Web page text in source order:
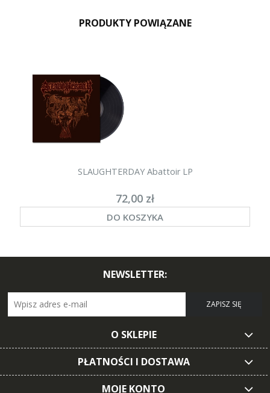
PRODUKTY POWIĄZANE
SLAUGHTERDAY Abattoir LP
72,00 zł
DO KOSZYKA
NEWSLETTER:
ZAPISZ SIĘ
O SKLEPIE
PŁATNOŚCI I DOSTAWA
MOJE KONTO